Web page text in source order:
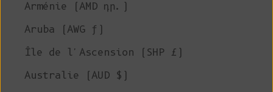
Arménie (AMD դր.)
Aruba (AWG ƒ)
Île de l'Ascension (SHP £)
Australie (AUD $)